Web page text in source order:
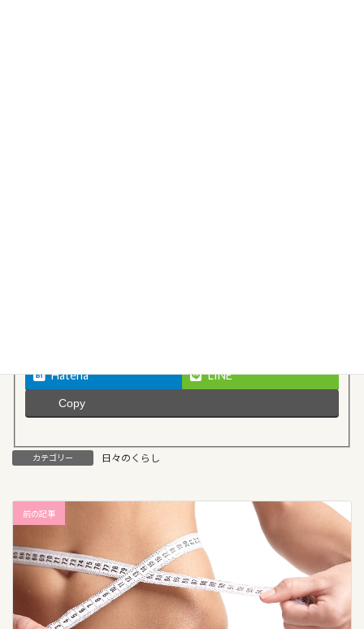
Hatena LINE
Copy
カテゴリー 日々のくらし
前の記事